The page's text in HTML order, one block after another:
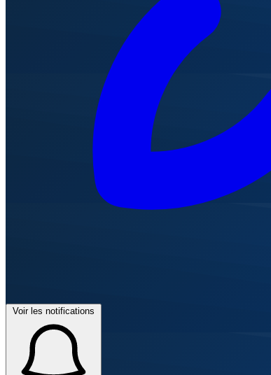
Voir les notifications